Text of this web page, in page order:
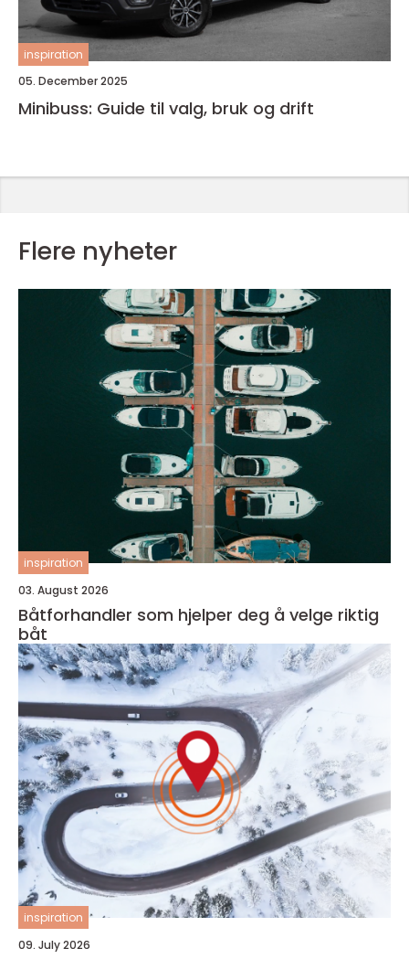
inspiration
05. December 2025
Minibuss: Guide til valg, bruk og drift
Flere nyheter
inspiration
03. August 2026
Båtforhandler som hjelper deg å velge riktig
båt
inspiration
09. July 2026